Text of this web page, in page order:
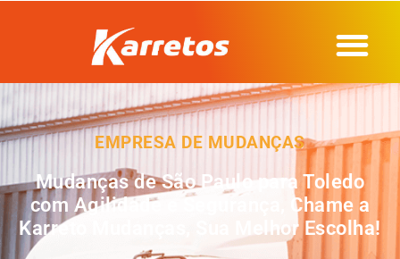
EMPRESA DE MUDANÇAS
Mudanças de São Paulo para Toledo
com Agilidade e Segurança, Chame a
Karreto Mudanças, Sua Melhor Escolha!